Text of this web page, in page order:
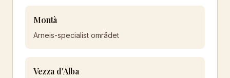
Montà
Arneis-specialist området
Vezza d'Alba